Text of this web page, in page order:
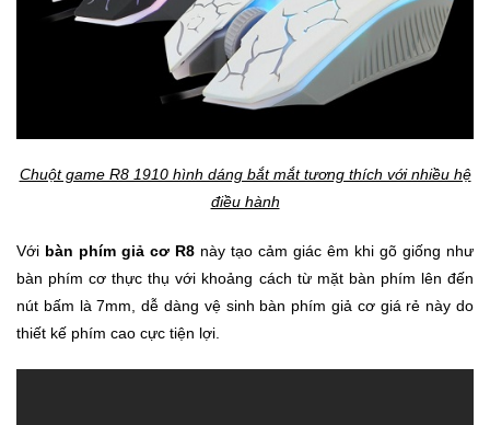
Chuột game R8 1910 hình dáng bắt mắt tương thích với nhiều hệ
điều hành
Với bàn phím giả cơ R8 này tạo cảm giác êm khi gõ giống như
bàn phím cơ thực thụ với khoảng cách từ mặt bàn phím lên đến
nút bấm là 7mm, dễ dàng vệ sinh bàn phím giả cơ giá rẻ này do
thiết kế phím cao cực tiện lợi.